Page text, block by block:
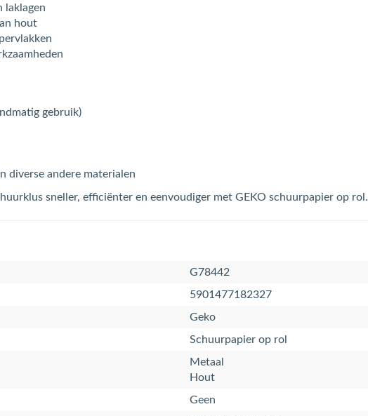
laklagen
hout
gebruik)
diverse andere materialen
sneller, efficiënter en eenvoudiger met GEKO schuurpapier op rol.
G78442
5901477182327
Geko
Schuurpapier op rol
Metaal
Hout
Geen